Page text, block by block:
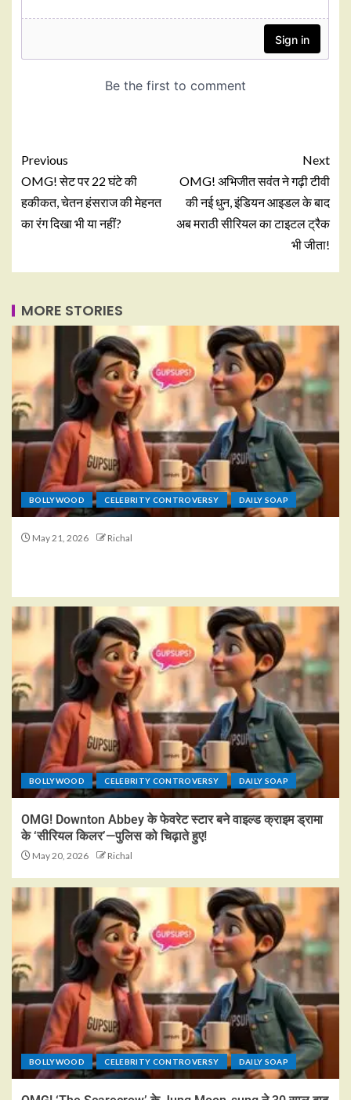
Previous
OMG! सेट पर 22 घंटे की
हकीकत, चेतन हंसराज की मेहनत
का रंग दिखा भी या नहीं?
Next
OMG! अभिजीत सवंंत ने गढ़ी टीवी
की नई धुन, इंडियन आइडल के बाद
अब मराठी सीरियल का टाइटल ट्रैक
भी जीता!
MORE STORIES
BOLLYWOOD CELEBRITY CONTROVERSY DAILY SOAP
May 21, 2026 Richal
BOLLYWOOD CELEBRITY CONTROVERSY DAILY SOAP
OMG! Downton Abbey के फेवरेट स्टार बने वाइल्ड क्राइम ड्रामा
के ‘सीरियल किलर’—पुलिस को चिढ़ाते हुए!
May 20, 2026 Richal
BOLLYWOOD CELEBRITY CONTROVERSY DAILY SOAP